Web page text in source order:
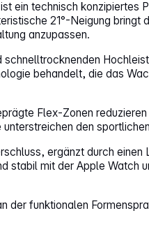
Strap 44/46/49mm
ein technisch
21°-Neigung
anzupassen.
schnelltrocknenden
behandelt, die das
Flex-Zonen
den
ergänzt durch
stabil mit der Apple
der funktionalen